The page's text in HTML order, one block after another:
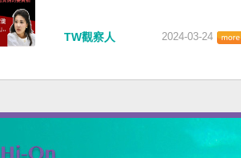
TW觀察人 2024-03-24